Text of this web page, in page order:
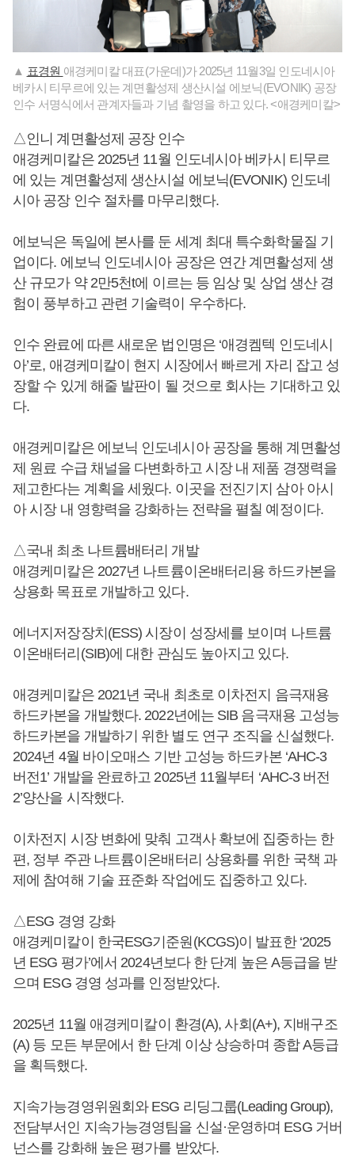
▲ 표경원 애경케미칼 대표(가운데)가 2025년 11월3일 인도네시아
베카시 티무르에 있는 계면활성제 생산시설 에보닉(EVONIK) 공장
인수 서명식에서 관계자들과 기념 촬영을 하고 있다. <애경케미칼>
△인니 계면활성제 공장 인수
애경케미칼은 2025년 11월 인도네시아 베카시 티무르
에 있는 계면활성제 생산시설 에보닉(EVONIK) 인도네
시아 공장 인수 절차를 마무리했다.
에보닉은 독일에 본사를 둔 세계 최대 특수화학물질 기
업이다. 에보닉 인도네시아 공장은 연간 계면활성제 생
산 규모가 약 2만5천t에 이르는 등 임상 및 상업 생산 경
험이 풍부하고 관련 기술력이 우수하다.
인수 완료에 따른 새로운 법인명은 ‘애경켐텍 인도네시
아’로, 애경케미칼이 현지 시장에서 빠르게 자리 잡고 성
장할 수 있게 해줄 발판이 될 것으로 회사는 기대하고 있
다.
애경케미칼은 에보닉 인도네시아 공장을 통해 계면활성
제 원료 수급 채널을 다변화하고 시장 내 제품 경쟁력을
제고한다는 계획을 세웠다. 이곳을 전진기지 삼아 아시
아 시장 내 영향력을 강화하는 전략을 펼칠 예정이다.
△국내 최초 나트륨배터리 개발
애경케미칼은 2027년 나트륨이온배터리용 하드카본을
상용화 목표로 개발하고 있다.
에너지저장장치(ESS) 시장이 성장세를 보이며 나트륨
이온배터리(SIB)에 대한 관심도 높아지고 있다.
애경케미칼은 2021년 국내 최초로 이차전지 음극재용
하드카본을 개발했다. 2022년에는 SIB 음극재용 고성능
하드카본을 개발하기 위한 별도 연구 조직을 신설했다.
2024년 4월 바이오매스 기반 고성능 하드카본 ‘AHC-3
버전1’ 개발을 완료하고 2025년 11월부터 ‘AHC-3 버전
2’양산을 시작했다.
이차전지 시장 변화에 맞춰 고객사 확보에 집중하는 한
편, 정부 주관 나트륨이온배터리 상용화를 위한 국책 과
제에 참여해 기술 표준화 작업에도 집중하고 있다.
△ESG 경영 강화
애경케미칼이 한국ESG기준원(KCGS)이 발표한 ‘2025
년 ESG 평가’에서 2024년보다 한 단계 높은 A등급을 받
으며 ESG 경영 성과를 인정받았다.
2025년 11월 애경케미칼이 환경(A), 사회(A+), 지배구조
(A) 등 모든 부문에서 한 단계 이상 상승하며 종합 A등급
을 획득했다.
지속가능경영위원회와 ESG 리딩그룹(Leading Group),
전담부서인 지속가능경영팀을 신설·운영하며 ESG 거버
넌스를 강화해 높은 평가를 받았다.